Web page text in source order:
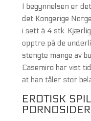
I begynnelsen er
det Kongerige
i sett à 4 stk.
opptre på de
stengte mange av
Casemiro har vist
at han tåler stor
EROTISK
PORNOSIDER